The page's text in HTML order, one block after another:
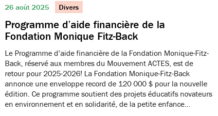
26 août 2025 Divers
Programme d’aide financière de la
Fondation Monique Fitz-Back
Le Programme d’aide financière de la Fondation Monique-Fitz-
Back, réservé aux membres du Mouvement ACTES, est de
retour pour 2025-2026! La Fondation Monique-Fitz-Back
annonce une enveloppe record de 120 000 $ pour la nouvelle
édition. Ce programme soutient des projets éducatifs novateurs
en environnement et en solidarité, de la petite enfance…